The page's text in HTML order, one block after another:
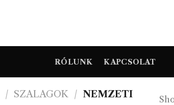
RÓLUNK KAPCSOLAT
/ SZALAGOK / NEMZETI